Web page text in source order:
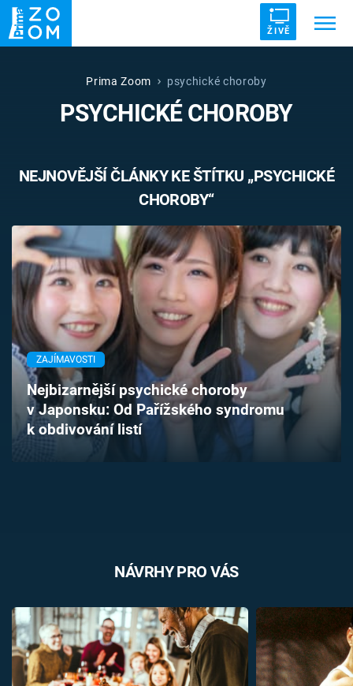
ŽIVĚ
ZRÁDCI UFO DRUHÁ SVĚTOVÁ VÁLKA
VETŘELCI DÁVNOVĚKU
Témata
Pořady
TV Program
Časopis
Sledujte prima+
Prima Zoom psychické choroby
PSYCHICKÉ CHOROBY
NEJNOVĚJŠÍ ČLÁNKY KE ŠTÍTKU „PSYCHICKÉ
CHOROBY“
ZAJÍMAVOSTI
Nejbizarnější psychické choroby
v Japonsku: Od Pařížského syndromu
k obdivování listí
NÁVRHY PRO VÁS